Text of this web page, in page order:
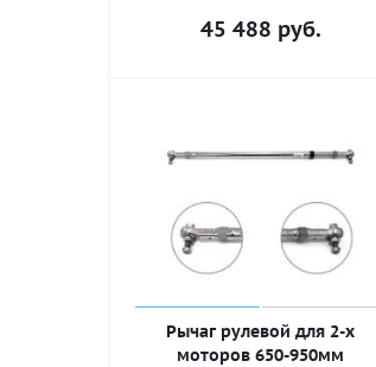
45 488 руб.
Рычаг рулевой для 2-х
моторов 650-950мм